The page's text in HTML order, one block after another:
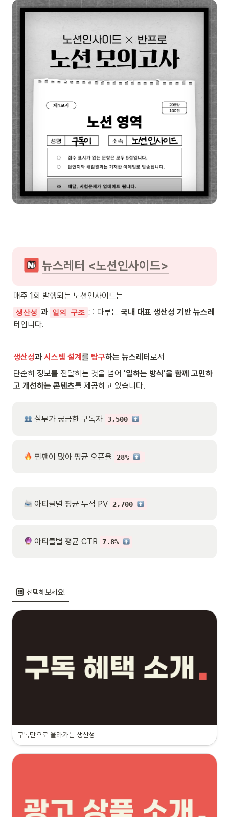
뉴스레터 <노션인사이드>
매주 1회 발행되는 노션인사이드는
생산성 과 일의 구조 를 다루는 국내 대표 생산성 기반 뉴스레
터 입니다.
생산성과 시스템 설계 를 탐구하는 뉴스레터 로서
단순히 정보를 전달하는 것을 넘어 '일하는 방식'을 함께 고민하
고 개선하는 콘텐츠를 제공하고 있습니다.
실무가 궁금한 구독자 3,500
찐팬이 많아 평균 오픈율 28%
아티클별 평균 누적 PV 2,700
아티클별 평균 CTR 7.8%
선택해보세요!
구독만으로 올라가는 생산성